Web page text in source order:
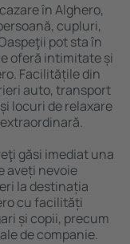
în Alghero,
cupluri,
pot sta în
oferă intimitate și
Facilitățile din
auto, transport
locuri de relaxare
găsi imediat una
aveți nevoie
la destinația
cu facilități
și copii, precum
de companie.